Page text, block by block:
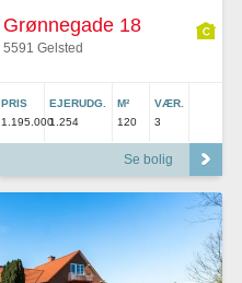
Grønnegade 18
5591 Gelsted
PRIS
1.195.000
EJERUDG.
1.254
M²
120
VÆR.
3
Se bolig